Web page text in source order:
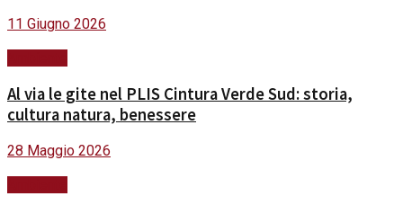
11 Giugno 2026
Al via le gite nel PLIS Cintura Verde Sud: storia,
cultura natura, benessere
28 Maggio 2026